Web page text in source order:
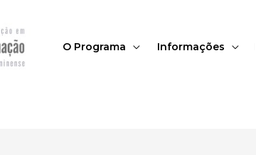
O Programa Informações